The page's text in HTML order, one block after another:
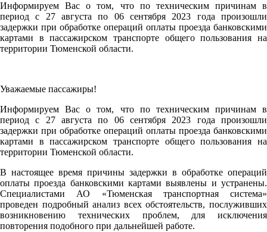
Информируем Вас о том, что по техническим причинам в
период с 27 августа по 06 сентября 2023 года произошли
задержки при обработке операций оплаты проезда банковскими
картами в пассажирском транспорте общего пользования на
территории Тюменской области.
Уважаемые пассажиры!
Информируем Вас о том, что по техническим причинам в
период с 27 августа по 06 сентября 2023 года произошли
задержки при обработке операций оплаты проезда банковскими
картами в пассажирском транспорте общего пользования на
территории Тюменской области.
В настоящее время причины задержки в обработке операций
оплаты проезда банковскими картами выявлены и устранены.
Специалистами АО «Тюменская транспортная система»
проведен подробный анализ всех обстоятельств, послуживших
возникновению технических проблем, для исключения
повторения подобного при дальнейшей работе.